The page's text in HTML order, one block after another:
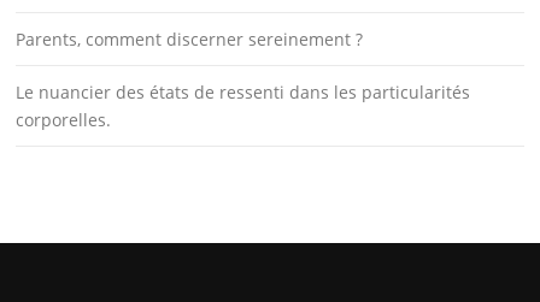
Parents, comment discerner sereinement ?
Le nuancier des états de ressenti dans les particularités
corporelles.